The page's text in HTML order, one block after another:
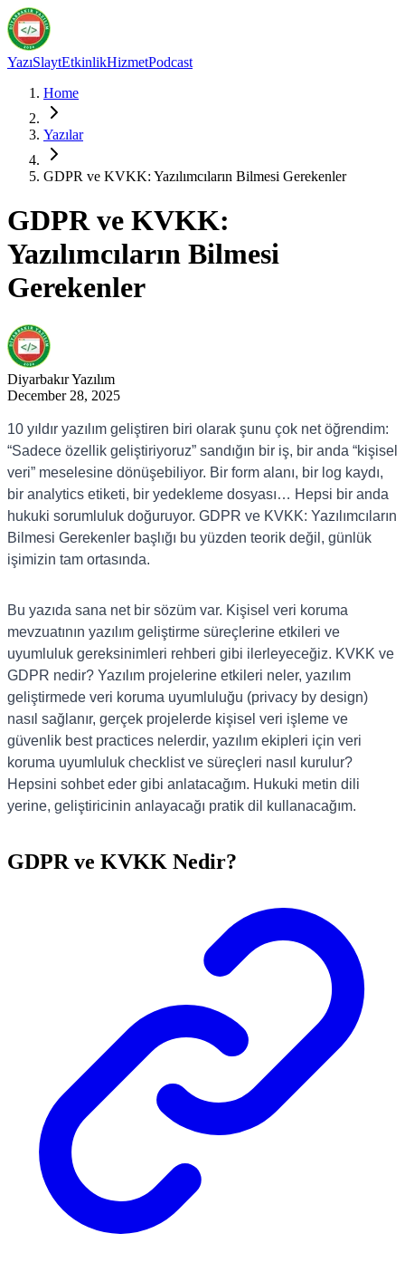
YazıSlaytEtkinlikHizmetPodcast
Home
Yazılar
GDPR ve KVKK: Yazılımcıların Bilmesi Gerekenler
GDPR ve KVKK:
Yazılımcıların Bilmesi
Gerekenler
DiyarbakırYazılım
December 28, 2025
10 yıldır yazılım geliştiren biri olarak şunu çok net öğrendim:
“Sadece özellik geliştiriyoruz” sandığın bir iş, bir anda “kişisel
veri” meselesine dönüşebiliyor. Bir form alanı, bir log kaydı,
bir analytics etiketi, bir yedekleme dosyası… Hepsi bir anda
hukuki sorumluluk doğuruyor. GDPR ve KVKK: Yazılımcıların
Bilmesi Gerekenler başlığı bu yüzden teorik değil, günlük
işimizin tam ortasında.
Bu yazıda sana net bir sözüm var. Kişisel veri koruma
mevzuatının yazılım geliştirme süreçlerine etkileri ve
uyumluluk gereksinimleri rehberi gibi ilerleyeceğiz. KVKK ve
GDPR nedir? Yazılım projelerine etkileri neler, yazılım
geliştirmede veri koruma uyumluluğu (privacy by design)
nasıl sağlanır, gerçek projelerde kişisel veri işleme ve
güvenlik best practices nelerdir, yazılım ekipleri için veri
koruma uyumluluk checklist ve süreçleri nasıl kurulur?
Hepsini sohbet eder gibi anlatacağım. Hukuki metin dili
yerine, geliştiricinin anlayacağı pratik dil kullanacağım.
GDPR ve KVKK Nedir?